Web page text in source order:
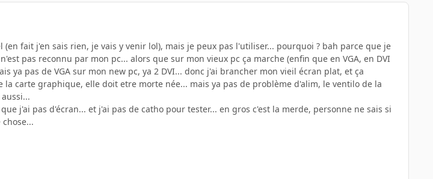
fait j'en sais rien, je vais y venir lol), mais je peux pas l'utiliser... pourquoi ? bah parce que je
pas reconnu par mon pc... alors que sur mon vieux pc ça marche (enfin que en VGA, en DVI
ya pas de VGA sur mon new pc, ya 2 DVI... donc j'ai brancher mon vieil écran plat, et ça
carte graphique, elle doit etre morte née... mais ya pas de problème d'alim, le ventilo de la
j'ai pas d'écran... et j'ai pas de catho pour tester... en gros c'est la merde, personne ne sais si